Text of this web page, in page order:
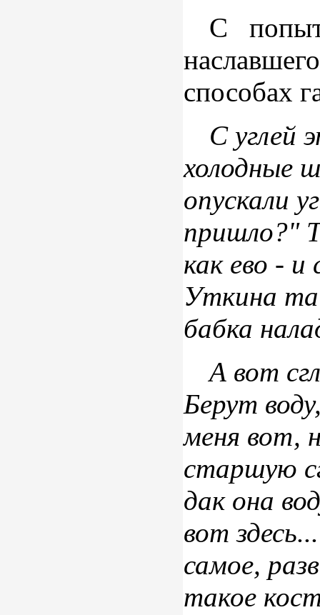
С
способах
С углей
холодные
опускали
пришло?"
как ево -
Уткина
бабка
А вот
Берут
меня вот,
старшую
дак она
вот
самое,
такое